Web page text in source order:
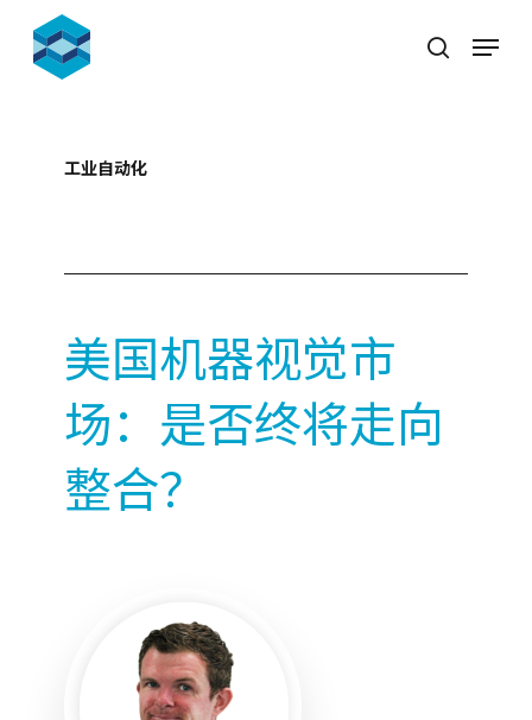
main
search
Menu
工业自动化
美国机器视觉市
场：是否终将走向
整合？